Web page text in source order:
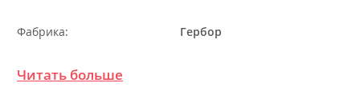
Фабрика:
Гербор
Цвет (Корпус):
Читать больше